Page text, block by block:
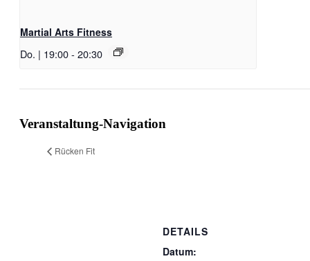
Martial Arts Fitness
Do. | 19:00- 20:30
Veranstaltung-Navigation
Rücken Fit
DETAILS
Datum: